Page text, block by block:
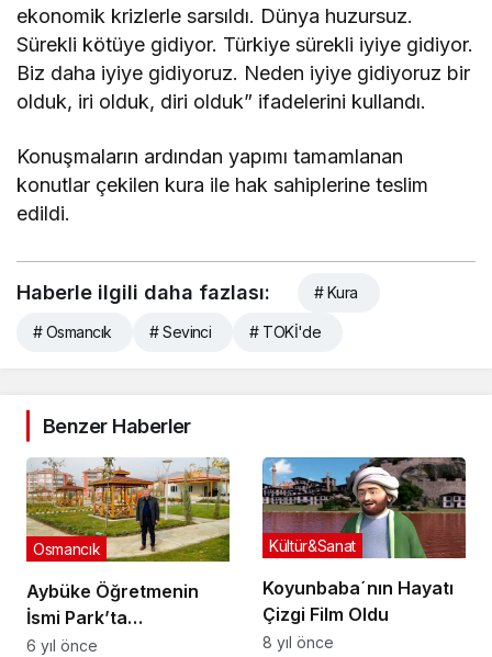
ekonomik krizlerle sarsıldı. Dünya huzursuz.
Sürekli kötüye gidiyor. Türkiye sürekli iyiye gidiyor.
Biz daha iyiye gidiyoruz. Neden iyiye gidiyoruz bir
olduk, iri olduk, diri olduk” ifadelerini kullandı.
Konuşmaların ardından yapımı tamamlanan
konutlar çekilen kura ile hak sahiplerine teslim
edildi.
Haberle ilgili daha fazlası: # Kura
# Osmancık # Sevinci # TOKİ'de
Benzer Haberler
Aybüke Öğretmenin
İsmi Park’ta
Yaşatılacak
Osmancık
6 yıl önce
Koyunbaba´nın Hayatı
Çizgi Film Oldu
Kültür&Sanat
8 yıl önce